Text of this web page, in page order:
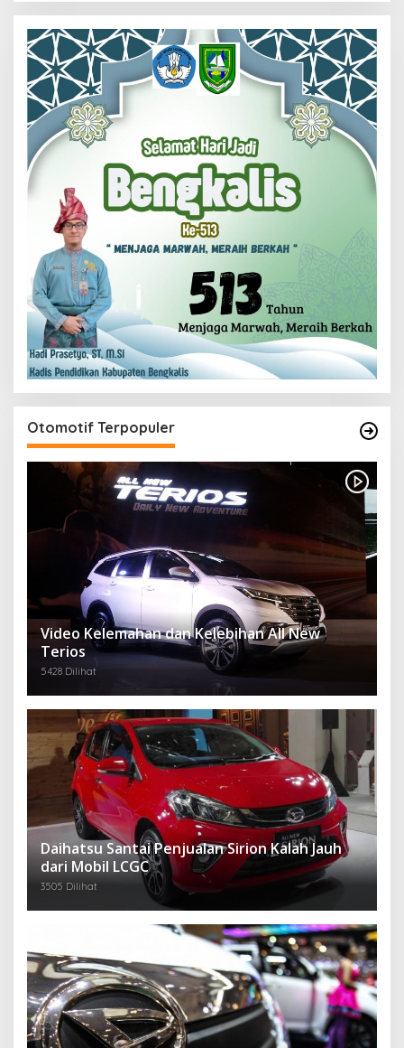
Otomotif Terpopuler
Video Kelemahan dan Kelebihan All New
Terios
5428 Dilihat
Daihatsu Santai Penjualan Sirion Kalah Jauh
dari Mobil LCGC
3505 Dilihat